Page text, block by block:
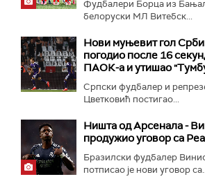
Фудбалери Борца из
белоруски МЛ Витебск...
Нови муњевит гол
погодио после 16
ПАОК-а и утишао
Српски фудбалер и
Цветковић постигао...
Ништа од Арсенала -
продужио уговор са
Бразилски фудбалер
потписао је нови уговор